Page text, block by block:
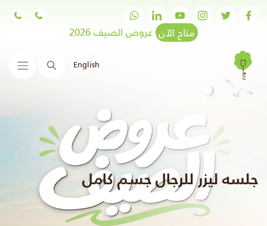
متاح الآن عروض الصيف 2026
English البحث
جلسه ليزر للرجال جسم كامل